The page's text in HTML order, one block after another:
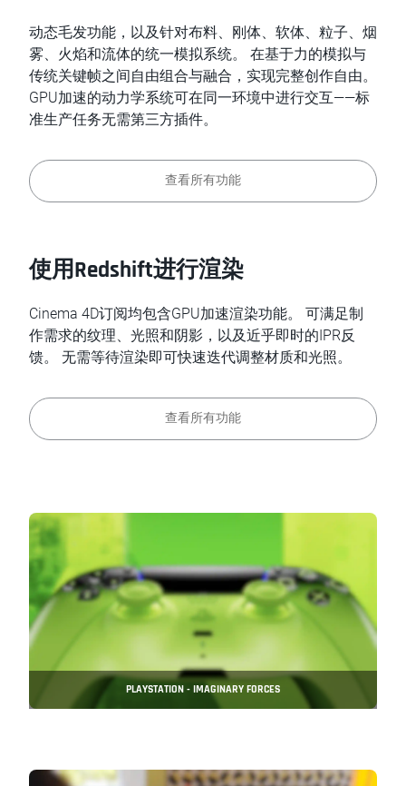
动态毛发功能，以及针对布料、刚体、软体、粒子、烟
雾、火焰和流体的统一模拟系统。 在基于力的模拟与
传统关键帧之间自由组合与融合，实现完整创作自由。
GPU加速的动力学系统可在同一环境中进行交互——标
准生产任务无需第三方插件。
查看所有功能
使用Redshift进行渲染
Cinema 4D订阅均包含GPU加速渲染功能。 可满足制
作需求的纹理、光照和阴影，以及近乎即时的IPR反
馈。 无需等待渲染即可快速迭代调整材质和光照。
查看所有功能
PLAYSTATION - IMAGINARY FORCES